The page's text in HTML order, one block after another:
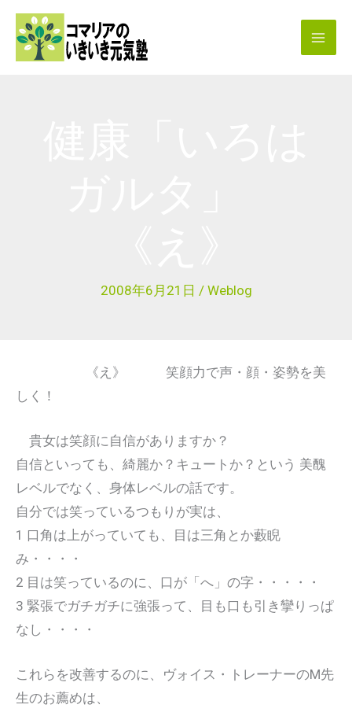
2008年6月21日 / Weblog
《え》 笑顔力で声・顔・姿勢を美
しく！
貴女は笑顔に自信がありますか？
自信といっても、綺麗か？キュートか？という 美醜
レベルでなく、身体レベルの話です。
自分では笑っているつもりが実は、
1 口角は上がっていても、目は三角とか藪睨
み・・・・
2 目は笑っているのに、口が「へ」の字・・・・・
3 緊張でガチガチに強張って、目も口も引き攣りっぱ
なし・・・・
これらを改善するのに、ヴォイス・トレーナーのM先
生のお薦めは、